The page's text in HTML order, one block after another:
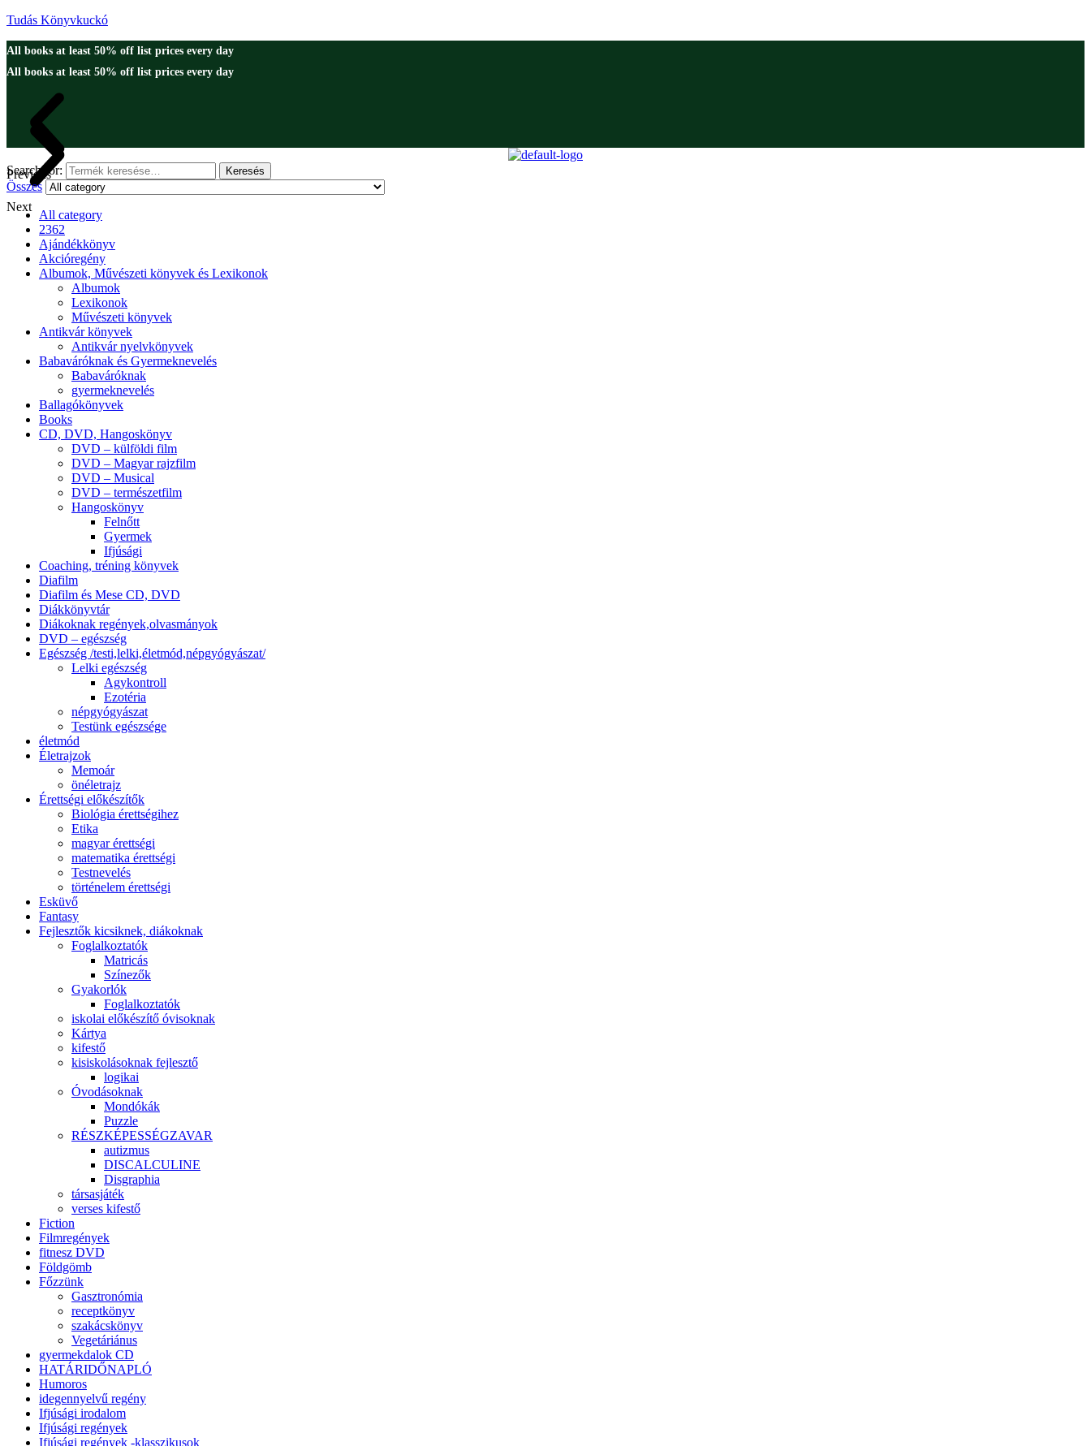
Tudás Könyvkuckó
All books at least 50% off list prices every day
All books at least 50% off list prices every day
Previous
Next
Search for: Keresés
Összes
All category
2362
Ajándékkönyv
Akcióregény
Albumok, Művészeti könyvek és Lexikonok
Albumok
Lexikonok
Művészeti könyvek
Antikvár könyvek
Antikvár nyelvkönyvek
Babaváróknak és Gyermeknevelés
Babaváróknak
gyermeknevelés
Ballagókönyvek
Books
CD, DVD, Hangoskönyv
DVD – külföldi film
DVD – Magyar rajzfilm
DVD – Musical
DVD – természetfilm
Hangoskönyv
Felnőtt
Gyermek
Ifjúsági
Coaching, tréning könyvek
Diafilm
Diafilm és Mese CD, DVD
Diákkönyvtár
Diákoknak regények,olvasmányok
DVD – egészség
Egészség /testi,lelki,életmód,népgyógyászat/
Lelki egészség
Agykontroll
Ezotéria
népgyógyászat
Testünk egészsége
életmód
Életrajzok
Memoár
önéletrajz
Érettségi előkészítők
Biológia érettségihez
Etika
magyar érettségi
matematika érettségi
Testnevelés
történelem érettségi
Esküvő
Fantasy
Fejlesztők kicsiknek, diákoknak
Foglalkoztatók
Matricás
Színezők
Gyakorlók
Foglalkoztatók
iskolai előkészítő óvisoknak
Kártya
kifestő
kisiskolásoknak fejlesztő
logikai
Óvodásoknak
Mondókák
Puzzle
RÉSZKÉPESSÉGZAVAR
autizmus
DISCALCULINE
Disgraphia
társasjáték
verses kifestő
Fiction
Filmregények
fitnesz DVD
Földgömb
Főzzünk
Gasztronómia
receptkönyv
szakácskönyv
Vegetáriánus
gyermekdalok CD
HATÁRIDŐNAPLÓ
Humoros
idegennyelvű regény
Ifjúsági irodalom
Ifjúsági regények
Ifjúsági regények -klasszikusok